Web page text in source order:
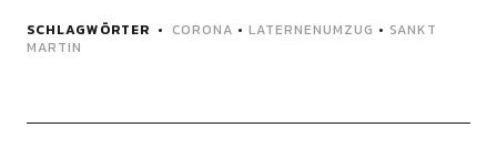
SCHLAGWÖRTER CORONA • LATERNENUMZUG • SANKT
MARTIN